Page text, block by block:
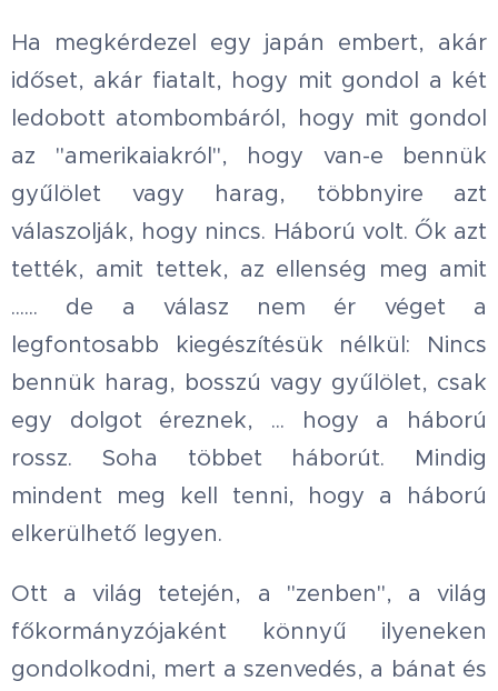
Ha megkérdezel egy japán embert, akár
időset, akár fiatalt, hogy mit gondol a két
ledobott atombombáról, hogy mit gondol
az "amerikaiakról", hogy van-e bennük
gyűlölet vagy harag, többnyire azt
válaszolják, hogy nincs. Háború volt. Ők azt
tették, amit tettek, az ellenség meg amit
...... de a válasz nem ér véget a
legfontosabb kiegészítésük nélkül: Nincs
bennük harag, bosszú vagy gyűlölet, csak
egy dolgot éreznek, ... hogy a háború
rossz. Soha többet háborút. Mindig
mindent meg kell tenni, hogy a háború
elkerülhető legyen.
Ott a világ tetején, a "zenben", a világ
főkormányzójaként könnyű ilyeneken
gondolkodni, mert a szenvedés, a bánat és